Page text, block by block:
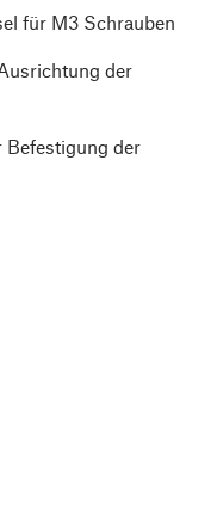
für M3 Schrauben
der
Befestigung der